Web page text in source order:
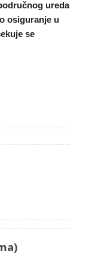
ureda
osiguranje u
se